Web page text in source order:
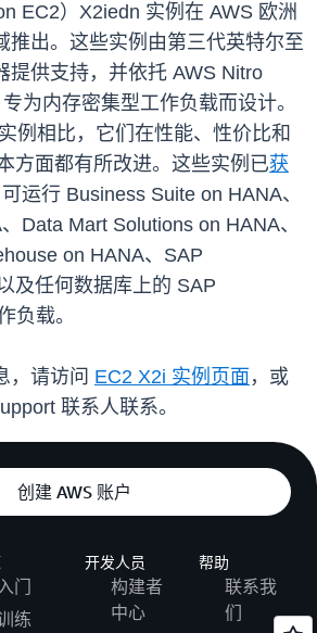
EC2）X2iedn 实例在 AWS 欧洲
推出。这些实例由第三代英特尔至
提供支持，并依托 AWS Nitro
为内存密集型工作负载而设计。
例相比，它们在性能、性价比和
方面都有所改进。这些实例已获
可运行 Business Suite on HANA、
Data Mart Solutions on HANA、
on HANA、SAP
及任何数据库上的 SAP
负载。
，请访问 EC2 X2i 实例页面 ，或
联系人联系。
创建 AWS 账户
门
练
开发人员
构建者
中心
帮助
联系我
们